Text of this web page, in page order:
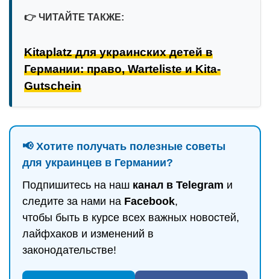
👉 ЧИТАЙТЕ ТАКЖЕ:
Kitaplatz для украинских детей в
Германии: право, Warteliste и Kita-
Gutschein
📢 Хотите получать полезные советы
для украинцев в Германии?
Подпишитесь на наш канал в Telegram и
следите за нами на Facebook,
чтобы быть в курсе всех важных новостей,
лайфхаков и изменений в
законодательстве!